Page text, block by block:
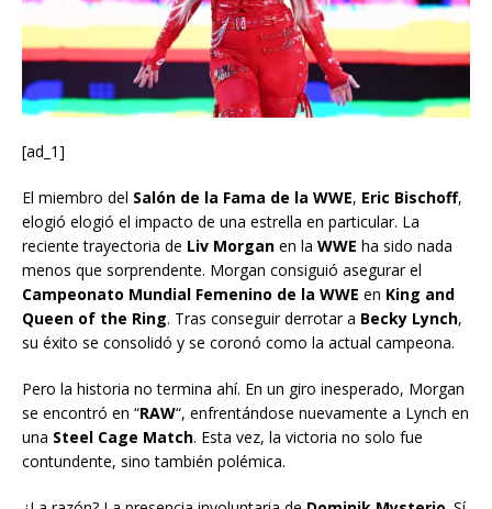
[ad_1]
El miembro del Salón de la Fama de la WWE, Eric Bischoff,
elogió elogió el impacto de una estrella en particular. La
reciente trayectoria de Liv Morgan en la WWE ha sido nada
menos que sorprendente. Morgan consiguió asegurar el
Campeonato Mundial Femenino de la WWE en King and
Queen of the Ring. Tras conseguir derrotar a Becky Lynch,
su éxito se consolidó y se coronó como la actual campeona.
Pero la historia no termina ahí. En un giro inesperado, Morgan
se encontró en “RAW“, enfrentándose nuevamente a Lynch en
una Steel Cage Match. Esta vez, la victoria no solo fue
contundente, sino también polémica.